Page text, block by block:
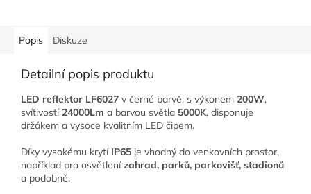
Popis Diskuze
Detailní popis produktu
LED reflektor LF6027 v černé barvě, s výkonem 200W,
svítivostí24000Lm a barvou světla 5000K, disponuje
držákem a vysoce kvalitním LED čipem.
Díky vysokému krytí IP65 je vhodný do venkovních prostor,
například pro osvětlenízahrad, parků, parkovišť, stadionů
a podobně.